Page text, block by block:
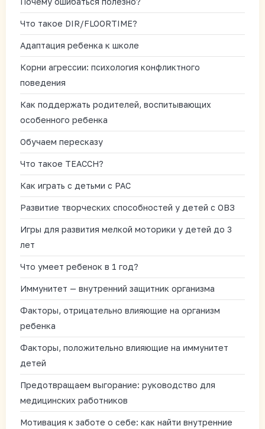
Что такое DIR/FLOORTIME?
Адаптация ребенка к школе
Корни агрессии: психология конфликтного
поведения
Как поддержать родителей, воспитывающих
особенного ребенка
Обучаем пересказу
Что такое TEACCH?
Как играть с детьми с РАС
Развитие творческих способностей у детей с ОВЗ
Игры для развития мелкой моторики у детей до 3
лет
Что умеет ребенок в 1 год?
Иммунитет — внутренний защитник организма
Факторы, отрицательно влияющие на организм
ребенка
Факторы, положительно влияющие на иммунитет
детей
Предотвращаем выгорание: руководство для
медицинских работников
Мотивация к заботе о себе: как найти внутренние